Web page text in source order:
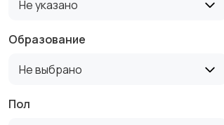
Не указано
Образование
Не выбрано
Пол